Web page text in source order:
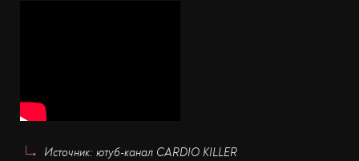
Источник: ютуб-канал CARDIO KILLER